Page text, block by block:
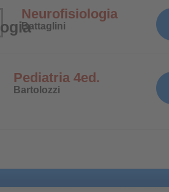
Neurofisiologia
Battaglini
Pediatria 4ed.
Bartolozzi